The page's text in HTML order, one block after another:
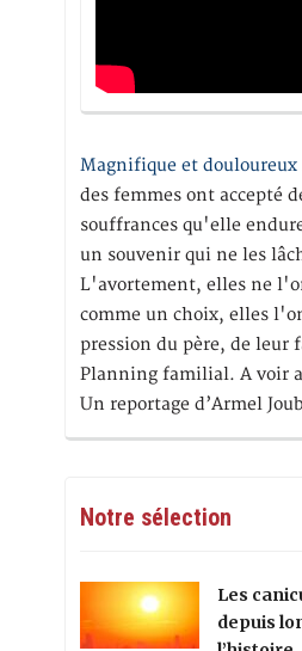
Magnifique et douloureux
des femmes ont accepté
souffrances qu'elle
un souvenir qui ne les
L'avortement, elles ne
comme un choix, elles
pression du père, de leur
Planning familial. A voir
Un reportage d’Armel
Notre sélection
Les
depuis